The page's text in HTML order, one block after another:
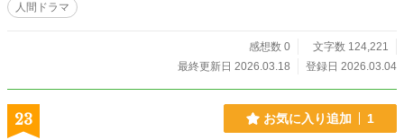
人間ドラマ
感想数 0
文字数 124,221
最終更新日 2026.03.18
登録日 2026.03.04
23 お気に入り追加 1